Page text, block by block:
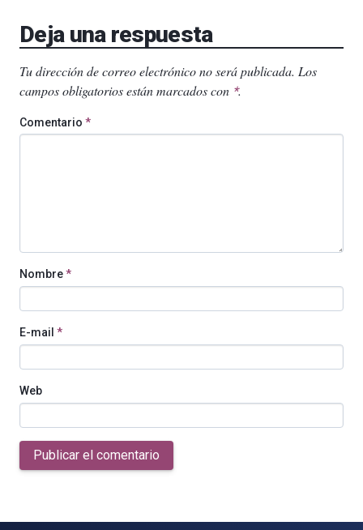
Deja una respuesta
Tu dirección de correo electrónico no será publicada. Los
campos obligatorios están marcados con *.
Comentario *
Nombre*
E-mail *
Web
Publicar el comentario